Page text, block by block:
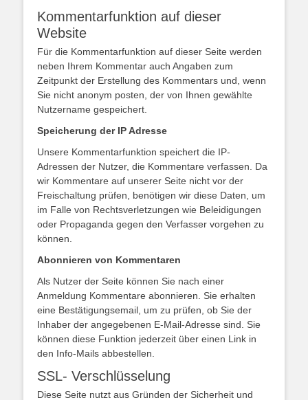
Kommentarfunktion auf dieser
Website
Für die Kommentarfunktion auf dieser Seite werden
neben Ihrem Kommentar auch Angaben zum
Zeitpunkt der Erstellung des Kommentars und, wenn
Sie nicht anonym posten, der von Ihnen gewählte
Nutzername gespeichert.
Speicherung der IP Adresse
Unsere Kommentarfunktion speichert die IP-
Adressen der Nutzer, die Kommentare verfassen. Da
wir Kommentare auf unserer Seite nicht vor der
Freischaltung prüfen, benötigen wir diese Daten, um
im Falle von Rechtsverletzungen wie Beleidigungen
oder Propaganda gegen den Verfasser vorgehen zu
können.
Abonnieren von Kommentaren
Als Nutzer der Seite können Sie nach einer
Anmeldung Kommentare abonnieren. Sie erhalten
eine Bestätigungsemail, um zu prüfen, ob Sie der
Inhaber der angegebenen E-Mail-Adresse sind. Sie
können diese Funktion jederzeit über einen Link in
den Info-Mails abbestellen.
SSL- Verschlüsselung
Diese Seite nutzt aus Gründen der Sicherheit und